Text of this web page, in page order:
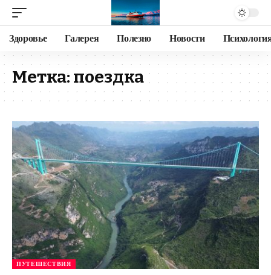
Здоровье Галерея Полезно Новости
Метка: поездка
ПУТЕШЕСТВИЯ